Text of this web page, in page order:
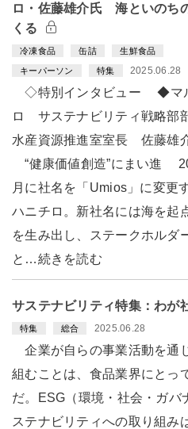
ロ・佐藤雄介氏 海といのち
くる
冷凍食品 缶詰 生鮮食品
キーパーソン 特集 2025.06.28
◇特別インタビュー ◆マ
ロ サステナビリティ戦略
水産資源推進室室長 佐藤雄
“健康価値創造”にまい進
月に社名を「Umios」に変更
ハニチロ。新社名には海を起
を生み出し、ステークホルダ
と…続きを読む
サステナビリティ特集：わが
特集 総合 2025.06.28
企業が自らの事業活動を通
組むことは、食品業界にとっ
だ。ESG（環境・社会・ガバ
ステナビリティへの取り組み